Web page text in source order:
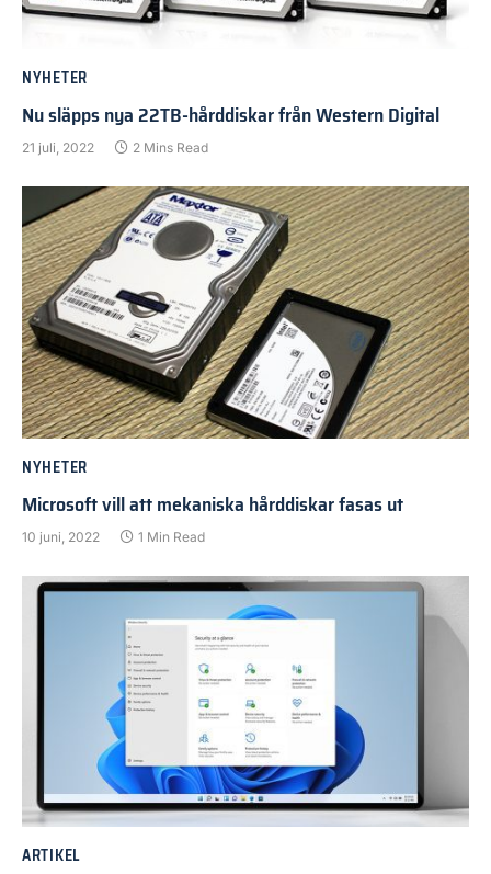
NYHETER
Nu släpps nya 22TB-hårddiskar från Western Digital
21 juli, 2022 2 Mins Read
NYHETER
Microsoft vill att mekaniska hårddiskar fasas ut
10 juni, 2022 1 Min Read
ARTIKEL